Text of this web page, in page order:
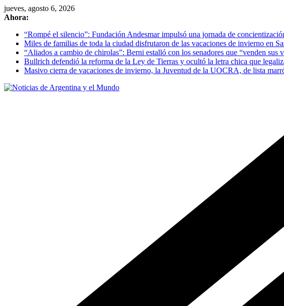
Skip
to
jueves, agosto 6, 2026
Ahora:
“Rompé el silencio”: Fundación Andesmar impulsó una jornada de
Miles de familias de toda la ciudad disfrutaron de las vacaciones de invierno en
“Aliados a cambio de chirolas”: Berni estalló con los senadores que “venden sus
Bullrich defendió la reforma de la Ley de Tierras y ocultó la letra chica que
Masivo cierra de vacaciones de invierno, la Juventud de la UOCRA, de lista